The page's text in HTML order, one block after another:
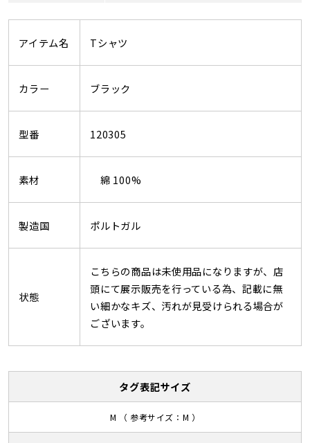
アイテム名 Tシャツ
カラー ブラック
型番 120305
素材 綿 100%
製造国 ポルトガル
状態
こちらの商品は未使用品になりますが、店
頭にて展示販売を行っている為、記載に無
い細かなキズ、汚れが見受けられる場合が
ございます。
タグ表記サイズ
M （ 参考サイズ：M ）